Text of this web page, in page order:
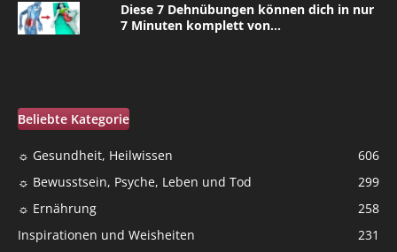
Diese 7 Dehnübungen können dich in nur
7 Minuten komplett von...
Beliebte Kategorie
☼ Gesundheit, Heilwissen
606
☼ Bewusstsein, Psyche, Leben und Tod
299
☼ Ernährung
258
Inspirationen und Weisheiten
231